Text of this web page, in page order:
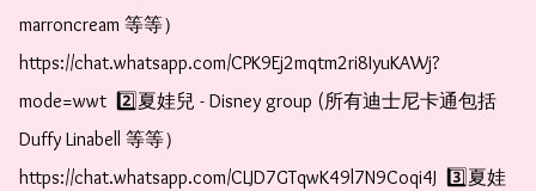
marroncream 等等）
https://chat.whatsapp.com/CPK9Ej2mqtm2ri8IyuKAWj?
mode=wwt  2️⃣夏娃兒 - Disney group (所有迪士尼卡通包括
Duffy Linabell 等等）
https://chat.whatsapp.com/CLJD7GTqwK49l7N9Coqi4J  3️⃣夏娃